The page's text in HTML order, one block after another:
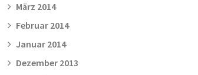
März 2014
Februar 2014
Januar 2014
Dezember 2013